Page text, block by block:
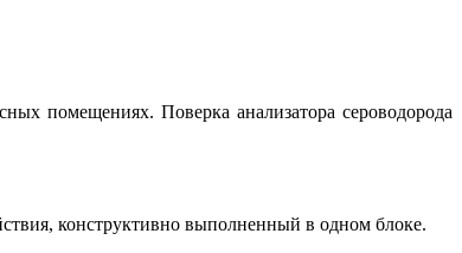
помещениях. Поверка анализатора сероводорода
конструктивно выполненный в одном блоке.